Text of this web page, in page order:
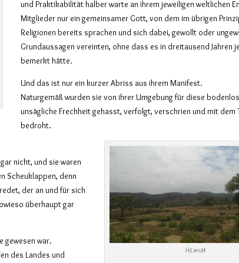
und Praktikabilität halber warte an ihrem jeweiligen weltlichen
Mitglieder nur ein gemeinsamer Gott, von dem im übrigen
Religionen bereits sprachen und sich dabei, gewollt oder
Grundaussagen vereinten, ohne dass es in dreitausend Jahren
bemerkt hätte.
Und das ist nur ein kurzer Abriss aus ihrem Manifest.
Naturgemäß wurden sie von ihrer Umgebung für diese
unsägliche Frechheit gehasst, verfolgt, verschrien und mit dem
bedroht.
Heimat
nicht, und sie waren
Scheuklappen, denn
der an und für sich
überhaupt gar
gewesen war.
des Landes und